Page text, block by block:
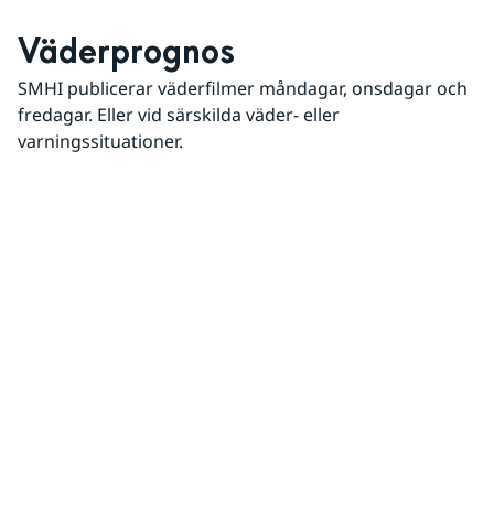
Väderprognos
SMHI publicerar väderfilmer måndagar, onsdagar och
fredagar. Eller vid särskilda väder- eller
varningssituationer.